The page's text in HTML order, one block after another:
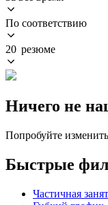
По соответствию
20 резюме
Ничего не
Попробуйте
Быстрые
Частичная